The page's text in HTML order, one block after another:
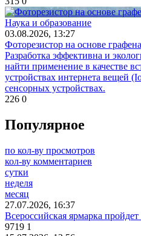
Наука и образование
03.08.2026, 13:27
Фоторезистор на основе
Разработка эффективна и
найти применение в качестве
устройствах интернета вещей
сенсорных устройствах.
226 0
Популярное
по кол-ву просмотров
кол-ву комментариев
сутки
неделя
месяц
27.07.2026, 16:37
Всероссийская ярмарка
9719 1